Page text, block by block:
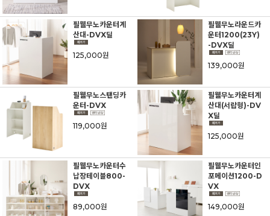
필웰무노카운터계
산대-DVX딜
125,000원
필웰무노라운드카
운터1200(23Y)
-DVX딜
139,000원
필웰무노스탠딩카
운터-DVX
119,000원
필웰무노카운터계
산대(서랍형)-DV
X딜
125,000원
필웰무노카운터수
납장테이블800-
DVX
89,000원
필웰무노카운터인
포메이션1200-D
VX
149,000원